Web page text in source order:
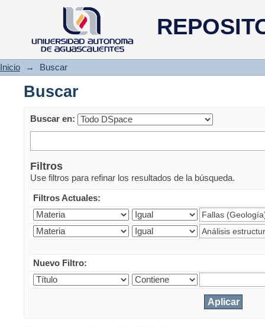
Buscar
Inicio → Buscar
Buscar
Buscar en:
Filtros
Use filtros para refinar los resultados de la búsqueda.
Filtros Actuales:
Nuevo Filtro: